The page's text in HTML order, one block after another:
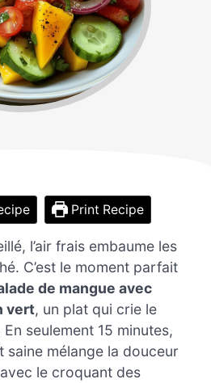
Print Recipe
l’air frais embaume les
C’est le moment parfait
de mangue avec
vert, un plat qui crie le
seulement 15 minutes,
mélange la douceur
le croquant des